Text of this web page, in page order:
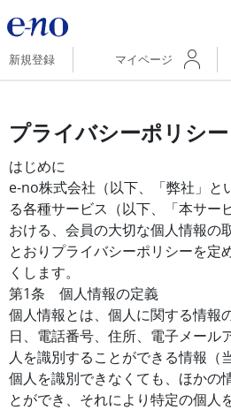
新規登録 マイページ
プライバシーポリシー
はじめに
e-no株式会社（以下、「弊社」と
る各種サービス（以下、「本サー
おける、会員の大切な個人情報の
とおりプライバシーポリシーを定
くします。
第1条 個人情報の定義
個人情報とは、個人に関する情報
日、電話番号、住所、電子メール
人を識別することができる情報（
個人を識別できなくても、ほかの
とができ、それにより特定の個人